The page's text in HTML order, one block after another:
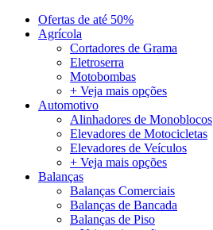
Ofertas de até 50%
Agrícola
Cortadores de Grama
Eletroserra
Motobombas
+ Veja mais opções
Automotivo
Alinhadores de Monoblocos
Elevadores de Motocicletas
Elevadores de Veículos
+ Veja mais opções
Balanças
Balanças Comerciais
Balanças de Bancada
Balanças de Piso